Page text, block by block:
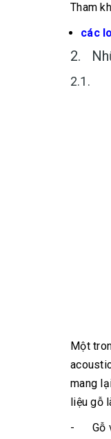
Tham
các
2.
2.1.
Một
mang
liệu gỗ
- Gỗ